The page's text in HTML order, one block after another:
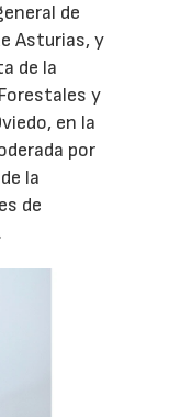
de
Asturias, y
de la
y
en la
por
la
de